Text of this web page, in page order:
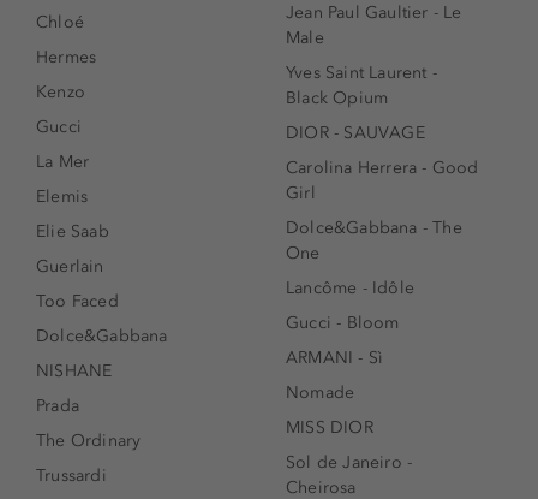
Chloé
Hermes
Kenzo
Gucci
La Mer
Elemis
Elie Saab
Guerlain
Too Faced
Dolce&Gabbana
NISHANE
Prada
The Ordinary
Trussardi
Jean Paul Gaultier - Le
Male
Yves Saint Laurent -
Black Opium
DIOR - SAUVAGE
Carolina Herrera - Good
Girl
Dolce&Gabbana - The
One
Lancôme - Idôle
Gucci - Bloom
ARMANI - Sì
Nomade
MISS DIOR
Sol de Janeiro -
Cheirosa